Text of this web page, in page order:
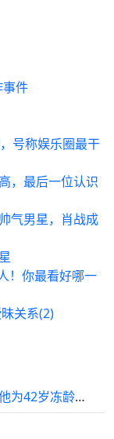
件
号称娱乐圈最干
，最后一位认识
气男星，肖战成
！你最看好哪一
关系(2)
罗志祥复出代言新产品，台媒有趣地称他为42岁冻龄花美男